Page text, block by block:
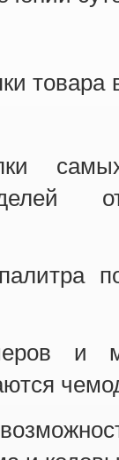
товара
и